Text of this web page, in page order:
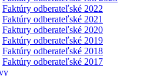
Faktúry odberateľské 2022
Faktúry odberateľské 2021
Faktury odberateľské 2020
Faktúry odberateľské 2019
Faktúry odberateľské 2018
Faktúry odberateľské 2017